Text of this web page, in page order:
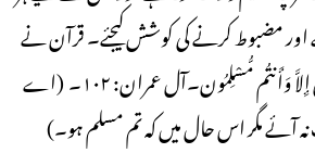
مضبوط کرنے کی کوشش کیجئے۔ قرآن نے
اہل ایمان کو حقِ تقویٰ اداکرنے کا حکم دیا ہے۔ یَا أَیُّہَا الَّذِیْنَ آمَنُواْ اتَّقُواْ اللّہَ حَقَّ تُقَاتِہِ وَلاَ تَمُوتُنَّ إِلاَّ وَأَنتُم مُّسْلِمُون۔آل عمران: ۱۰۲۔ (اے
مگر اس حال میں کہ تم مسلم ہو۔)